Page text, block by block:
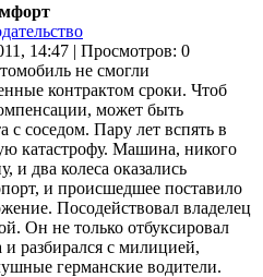
14:47 | Просмотров: 0
не смогли
контрактом сроки. Чтоб
может быть
с соседом. Пару лет вспять в
катастрофу. Машина, никого
и два колеса оказались
и происшедшее поставило
Посодействовал владелец
Он не только отбуксировал
разбирался с милицией,
германские водители.